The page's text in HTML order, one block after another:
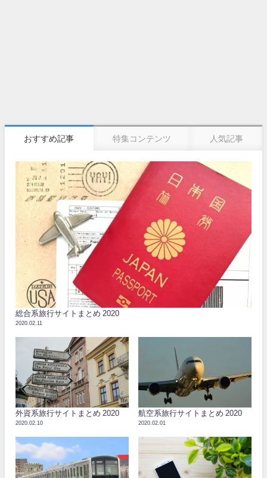
おすすめ記事 特集コンテンツ 人気記事
総合系旅行サイトまとめ 2020
2020.02.11
外資系旅行サイトまとめ 2020
2020.02.10
航空系旅行サイトまとめ 2020
2020.02.01